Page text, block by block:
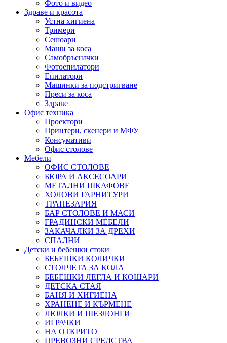
Фото и видео
Здраве и красота
Устна хигиена
Тримери
Сешоари
Маши за коса
Самобръсначки
Фотоепилатори
Епилатори
Машинки за подстригване
Преси за коса
Здраве
Офис техника
Проектори
Принтери, скенери и МФУ
Консумативи
Офис столове
Мебели
ОФИС СТОЛОВЕ
БЮРА И АКСЕСОАРИ
МЕТАЛНИ ШКАФОВЕ
ХОЛОВИ ГАРНИТУРИ
ТРАПЕЗАРИЯ
БАР СТОЛОВЕ И МАСИ
ГРАДИНСКИ МЕБЕЛИ
ЗАКАЧАЛКИ ЗА ДРЕХИ
СПАЛНИ
Детски и бебешки стоки
БЕБЕШКИ КОЛИЧКИ
СТОЛЧЕТА ЗА КОЛА
БЕБЕШКИ ЛЕГЛА И КОШАРИ
ДЕТСКА СТАЯ
БАНЯ И ХИГИЕНА
ХРАНЕНЕ И КЪРМЕНЕ
ЛЮЛКИ И ШЕЗЛОНГИ
ИГРАЧКИ
НА ОТКРИТО
ПРЕВОЗНИ СРЕДСТВА